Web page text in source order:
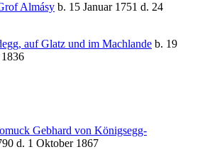
Almásy b. 15 Januar 1751 d. 24
auf Glatz und im Machlande b. 19
Gebhard von Königsegg-
d. 1 Oktober 1867